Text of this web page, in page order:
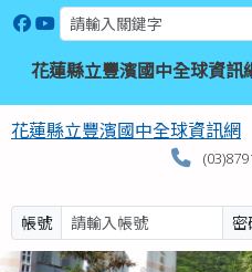
跳至主內容區
花蓮縣立豐濱國
花蓮縣立豐濱國中全球資訊
花蓮縣立豐濱國中全球資訊網
帳號
密